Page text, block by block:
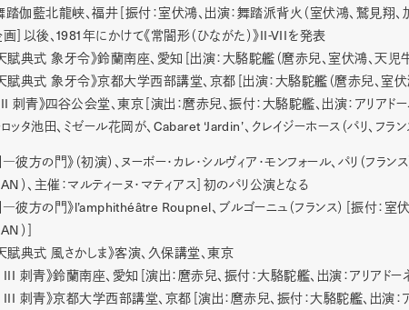
踏伽藍北龍峡、福井［振付：室伏鴻、出演：舞踏派背火（室伏鴻、鷲見翔、加
］以後、1981年にかけて《常闇形（ひながた）》II-VIIを発表
典式 象牙令》鈴蘭南座、愛知［出演：大駱駝艦（麿赤兒、室伏鴻、天児牛
賦典式 象牙令》京都大学西部講堂、京都［出演：大駱駝艦（麿赤兒、室伏
刺青》四谷公会堂、東京［演出：麿赤兒、振付：大駱駝艦、出演：アリアド
ッタ池田、ミゼール花岡が、 Cabaret ‘Jardin’、クレイジーホース（パリ、フラ
方の門》（初演）、ヌーボー・カレ・シルヴィア・モンフォール、パリ（フラン
）、主催：マルティーヌ・マティアス］初のパリ公演となる
―彼方の門》l’amphithéâtre Roupnel、ブルゴーニュ（フランス）［振付：
）］
賦典式 風さかしま》客演、久保講堂、東京
III 刺青》鈴蘭南座、愛知［演出：麿赤兒、振付：大駱駝艦、出演：アリアドー
III 刺青》京都大学西部講堂、京都［演出：麿赤兒、振付：大駱駝艦、出演：